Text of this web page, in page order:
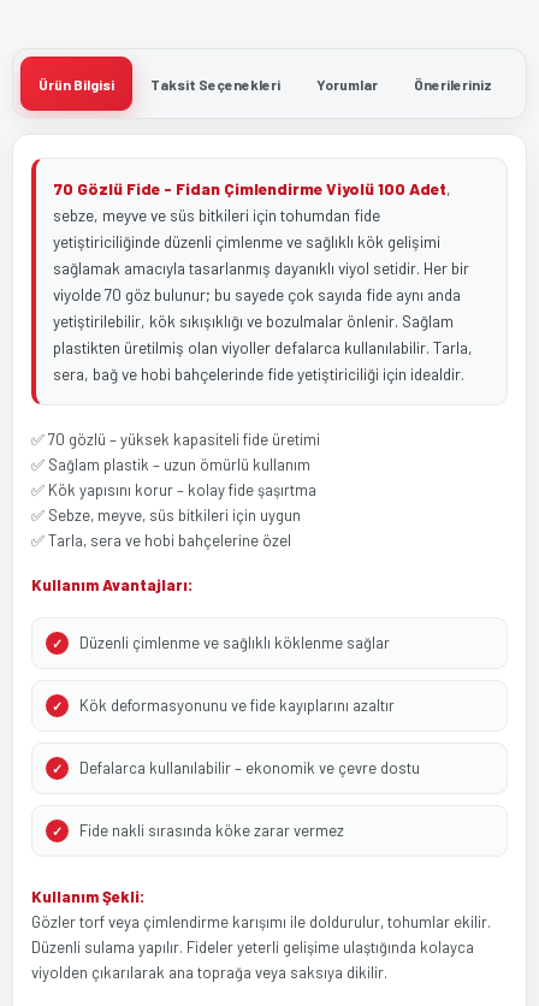
Ürün Bilgisi Taksit Seçenekleri Yorumlar Önerileriniz
70 Gözlü Fide - Fidan Çimlendirme Viyolü 100 Adet,
sebze, meyve ve süs bitkileri için tohumdan fide
yetiştiriciliğinde düzenli çimlenme ve sağlıklı kök gelişimi
sağlamak amacıyla tasarlanmış dayanıklı viyol setidir. Her bir
viyolde 70 göz bulunur; bu sayede çok sayıda fide aynı anda
yetiştirilebilir, kök sıkışıklığı ve bozulmalar önlenir. Sağlam
plastikten üretilmiş olan viyoller defalarca kullanılabilir. Tarla,
sera, bağ ve hobi bahçelerinde fide yetiştiriciliği için idealdir.
✅ 70 gözlü – yüksek kapasiteli fide üretimi
✅ Sağlam plastik – uzun ömürlü kullanım
✅ Kök yapısını korur – kolay fide şaşırtma
✅ Sebze, meyve, süs bitkileri için uygun
✅ Tarla, sera ve hobi bahçelerine özel
Kullanım Avantajları:
Düzenli çimlenme ve sağlıklı köklenme sağlar
Kök deformasyonunu ve fide kayıplarını azaltır
Defalarca kullanılabilir – ekonomik ve çevre dostu
Fide nakli sırasında köke zarar vermez
Kullanım Şekli:
Gözler torf veya çimlendirme karışımı ile doldurulur, tohumlar ekilir.
Düzenli sulama yapılır. Fideler yeterli gelişime ulaştığında kolayca
viyolden çıkarılarak ana toprağa veya saksıya dikilir.